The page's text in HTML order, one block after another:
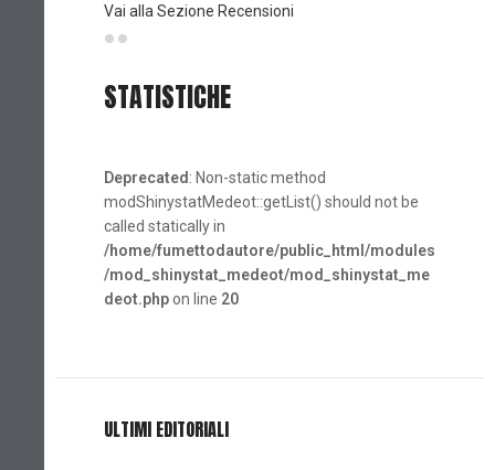
Vai alla Sezione Recensioni
STATISTICHE
Deprecated : Non-static method
modShinystatMedeot::getList() should not be
called statically in
/home/fumettodautore/public_html/modules
/mod_shinystat_medeot/mod_shinystat_me
deot.phpon line 20
ULTIMI EDITORIALI